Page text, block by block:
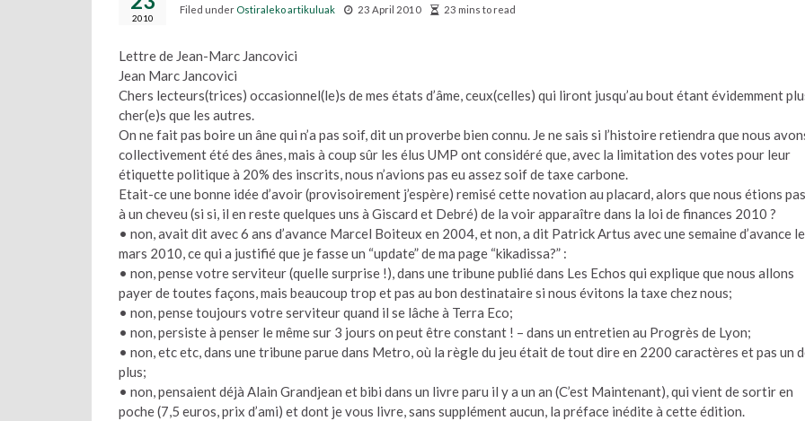
2010
Filed under Ostiraleko artikuluak 23 April 2010 23 mins to read
Lettre de Jean-Marc Jancovici
Jean Marc Jancovici
Chers lecteurs(trices) occasionnel(le)s de mes états d’âme, ceux(celles) qui liront jusqu’au bout étant évidemment
cher(e)s que les autres.
On ne fait pas boire un âne qui n’a pas soif, dit un proverbe bien connu. Je ne sais si l’histoire retiendra que nous
collectivement été des ânes, mais à coup sûr les élus UMP ont considéré que, avec la limitation des votes pour leur
étiquette politique à 20% des inscrits, nous n’avions pas eu assez soif de taxe carbone.
Etait-ce une bonne idée d’avoir (provisoirement j’espère) remisé cette novation au placard, alors que nous étions
à un cheveu (si si, il en reste quelques uns à Giscard et Debré) de la voir apparaître dans la loi de finances 2010 ?
• non, avait dit avec 6 ans d’avance Marcel Boiteux en 2004, et non, a dit Patrick Artus avec une semaine d’avance
mars 2010, ce qui a justifié que je fasse un “update” de ma page “kikadissa?” :
• non, pense votre serviteur (quelle surprise !), dans une tribune publié dans Les Echos qui explique que nous allons
payer de toutes façons, mais beaucoup trop et pas au bon destinataire si nous évitons la taxe chez nous;
• non, pense toujours votre serviteur quand il se lâche à Terra Eco;
• non, persiste à penser le même sur 3 jours on peut être constant ! – dans un entretien au Progrès de Lyon;
• non, etc etc, dans une tribune parue dans Metro, où la règle du jeu était de tout dire en 2200 caractères et pas un
plus;
• non, pensaient déjà Alain Grandjean et bibi dans un livre paru il y a un an (C’est Maintenant), qui vient de sortir en
poche (7,5 euros, prix d’ami) et dont je vous livre, sans supplément aucun, la préface inédite à cette édition.